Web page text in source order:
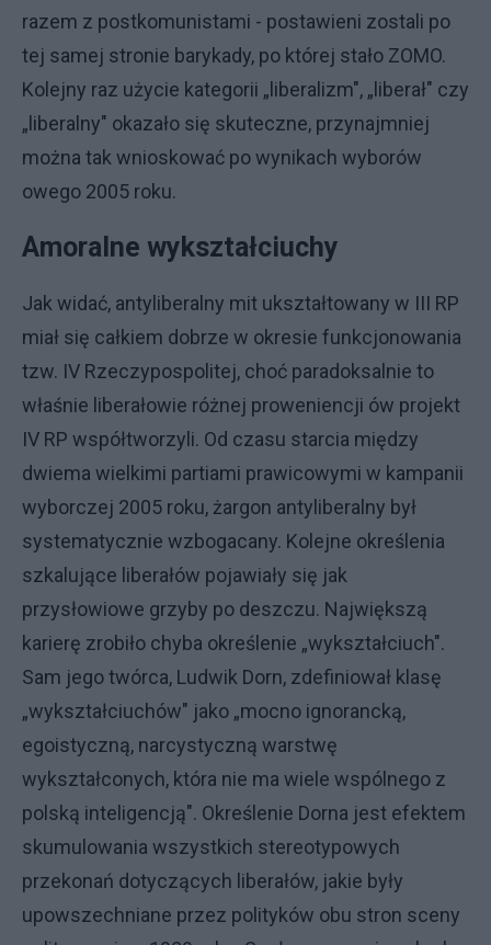
razem z postkomunistami - postawieni zostali po
tej samej stronie barykady, po której stało ZOMO.
Kolejny raz użycie kategorii „liberalizm", „liberał" czy
„liberalny" okazało się skuteczne, przynajmniej
można tak wnioskować po wynikach wyborów
owego 2005 roku.
Amoralne wykształciuchy
Jak widać, antyliberalny mit ukształtowany w III RP
miał się całkiem dobrze w okresie funkcjonowania
tzw. IV Rzeczypospolitej, choć paradoksalnie to
właśnie liberałowie różnej proweniencji ów projekt
IV RP współtworzyli. Od czasu starcia między
dwiema wielkimi partiami prawicowymi w kampanii
wyborczej 2005 roku, żargon antyliberalny był
systematycznie wzbogacany. Kolejne określenia
szkalujące liberałów pojawiały się jak
przysłowiowe grzyby po deszczu. Największą
karierę zrobiło chyba określenie „wykształciuch".
Sam jego twórca, Ludwik Dorn, zdefiniował klasę
„wykształciuchów" jako „mocno ignorancką,
egoistyczną, narcystyczną warstwę
wykształconych, która nie ma wiele wspólnego z
polską inteligencją". Określenie Dorna jest efektem
skumulowania wszystkich stereotypowych
przekonań dotyczących liberałów, jakie były
upowszechniane przez polityków obu stron sceny